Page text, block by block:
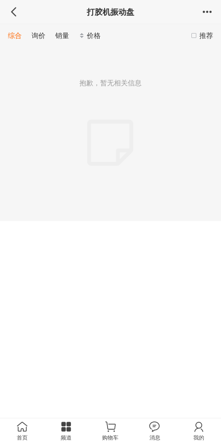
打胶机振动盘
推荐
综合 询价 销量 价格
抱歉，暂无相关信息
首页 频道 购物车 消息 我的